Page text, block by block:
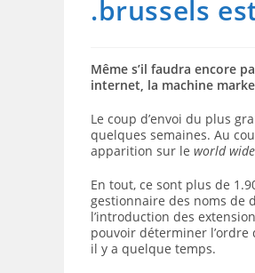
.brussels
Même s’il faudra encore
internet, la machine
Le coup d’envoi du plus
quelques semaines. Au
apparition sur le world
En tout, ce sont plus de
gestionnaire des noms de
l’introduction des
pouvoir déterminer
il y a quelque temps.